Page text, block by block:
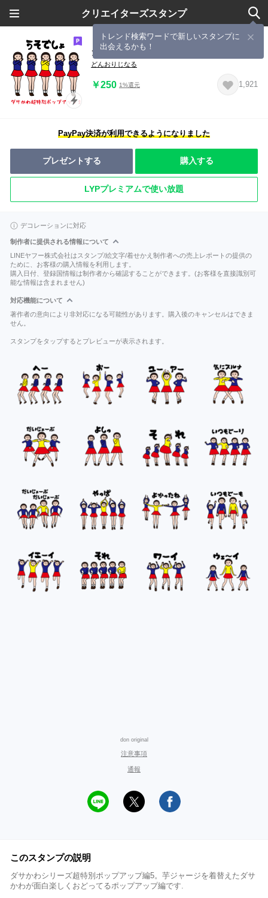
クリエイターズスタンプ
トレンド検索ワードで新しいスタンプに
出会えるかも！
ダサかわ（超特別ポップアップ5）
どんおりじなる
￥250 1%還元 1,921
PayPay決済が利用できるようになりました
プレゼントする 購入する
LYPプレミアムで使い放題
デコレーションに対応
制作者に提供される情報について
LINEヤフー株式会社はスタンプ/絵文字/着せかえ制作者への売上レポートの提供の
ために、お客様の購入情報を利用します。
購入日付、登録国情報は制作者から確認することができます。(お客様を直接識別可
能な情報は含まれません)
対応機能について
著作者の意向により非対応になる可能性があります。購入後のキャンセルはできま
せん。
スタンプをタップするとプレビューが表示されます。
don original
注意事項
通報
このスタンプの説明
ダサかわシリーズ超特別ポップアップ編5。芋ジャージを着替えたダサ
かわが面白楽しくおどってるポップアップ編です.